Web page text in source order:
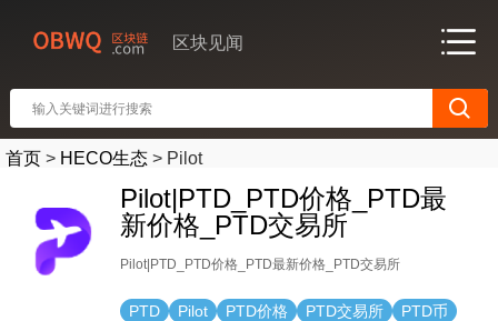
区块见闻
首页 > HECO生态 > Pilot
Pilot|PTD_PTD价格_PTD最
新价格_PTD交易所
Pilot|PTD_PTD价格_PTD最新价格_PTD交易所
PTD Pilot PTD价格 PTD交易所
PTD币